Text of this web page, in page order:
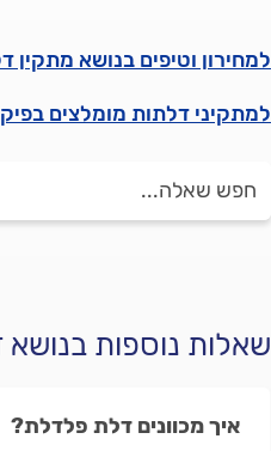
למחירון וטיפים בנושא מתקין
למתקיני דלתות מומלצים
שאלות נוספות
איך מכוונים דלת פלדלת?